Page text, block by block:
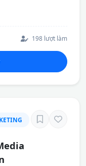
198 lượt làm